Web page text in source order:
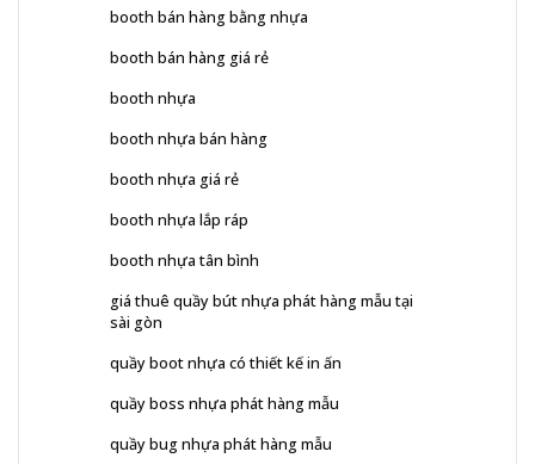
booth bán hàng bằng nhựa
booth bán hàng giá rẻ
booth nhựa
booth nhựa bán hàng
booth nhựa giá rẻ
booth nhựa lắp ráp
booth nhựa tân bình
giá thuê quầy bút nhựa phát hàng mẫu tại
sài gòn
quầy boot nhựa có thiết kế in ấn
quầy boss nhựa phát hàng mẫu
quầy bug nhựa phát hàng mẫu